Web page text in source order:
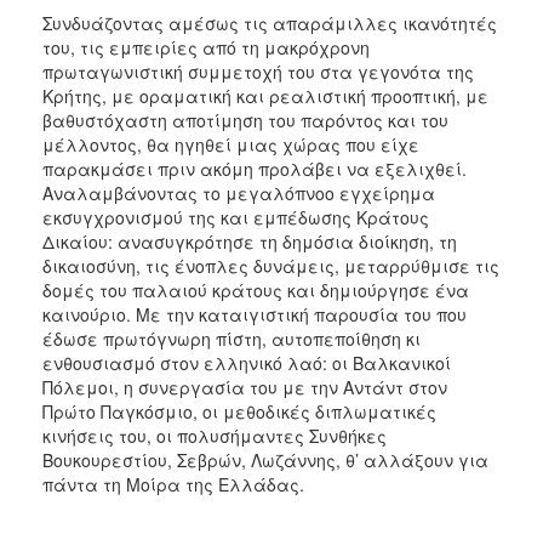
Συνδυάζοντας αμέσως τις απαράμιλλες ικανότητές
του, τις εμπειρίες από τη μακρόχρονη
πρωταγωνιστική συμμετοχή του στα γεγονότα της
Κρήτης, με οραματική και ρεαλιστική προοπτική, με
βαθυστόχαστη αποτίμηση του παρόντος και του
μέλλοντος, θα ηγηθεί μιας χώρας που είχε
παρακμάσει πριν ακόμη προλάβει να εξελιχθεί.
Αναλαμβάνοντας το μεγαλόπνοο εγχείρημα
εκσυγχρονισμού της και εμπέδωσης Κράτους
Δικαίου: ανασυγκρότησε τη δημόσια διοίκηση, τη
δικαιοσύνη, τις ένοπλες δυνάμεις, μεταρρύθμισε τις
δομές του παλαιού κράτους και δημιούργησε ένα
καινούριο. Με την καταιγιστική παρουσία του που
έδωσε πρωτόγνωρη πίστη, αυτοπεποίθηση κι
ενθουσιασμό στον ελληνικό λαό: οι Βαλκανικοί
Πόλεμοι, η συνεργασία του με την Αντάντ στον
Πρώτο Παγκόσμιο, οι μεθοδικές διπλωματικές
κινήσεις του, οι πολυσήμαντες Συνθήκες
Βουκουρεστίου, Σεβρών, Λωζάννης, θ’ αλλάξουν για
πάντα τη Μοίρα της Ελλάδας.